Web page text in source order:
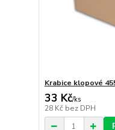
Krabice klopové
33 Kč/ks
28 Kč bez DPH